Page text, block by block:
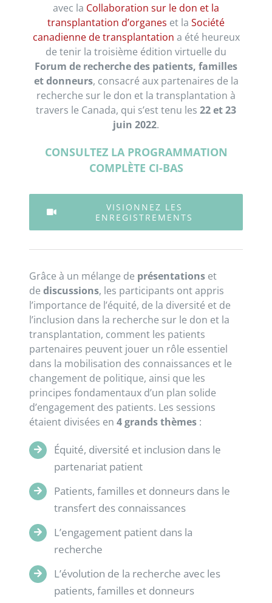
avec la Collaboration sur le don et la
transplantation d’organes et la Société
canadienne de transplantation a été heureux
de tenir la troisième édition virtuelle du
Forum de recherche des patients, familles
et donneurs, consacré aux partenaires de la
recherche sur le don et la transplantation à
travers le Canada, qui s’est tenu les 22 et 23
juin 2022.
CONSULTEZ LA PROGRAMMATION
COMPLÈTE CI-BAS
VISIONNEZ LES
ENREGISTREMENTS
Grâce à un mélange de présentations et
de discussions, les participants ont appris
l’importance de l’équité, de la diversité et de
l’inclusion dans la recherche sur le don et la
transplantation, comment les patients
partenaires peuvent jouer un rôle essentiel
dans la mobilisation des connaissances et le
changement de politique, ainsi que les
principes fondamentaux d’un plan solide
d’engagement des patients. Les sessions
étaient divisées en 4 grands thèmes :
Équité, diversité et inclusion dans le
partenariat patient
Patients, familles et donneurs dans le
transfert des connaissances
L’engagement patient dans la
recherche
L’évolution de la recherche avec les
patients, familles et donneurs